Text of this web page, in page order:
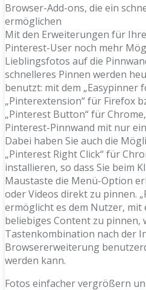
Browser-Add-ons, die ein
ermöglichen
Mit den Erweiterungen für
Pinterest-User noch mehr
Lieblingsfotos auf die
schnelleres Pinnen werden
benutzt: mit dem „Easypinner
„Pinterextension“ für Firefox
„Pinterest Button“ für
Pinterest-Pinnwand mit nur
Dabei haben Sie auch die
„Pinterest Right Click“ für
installieren, so dass Sie beim
Maustaste die Menü-Option
oder Videos direkt zu pinnen.
ermöglicht es dem Nutzer,
beliebiges Content zu pinnen,
Tastenkombination nach der
Browsererweiterung
werden kann.
Fotos einfacher vergrößern